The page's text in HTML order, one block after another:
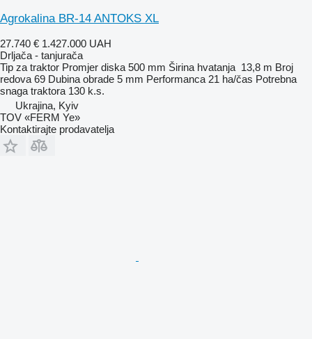
Agrokalina BR-14 ANTOKS XL
27.740 € 1.427.000 UAH
Drljača - tanjurača
Tip za traktor Promjer diska 500 mm Širina hvatanja 13,8 m Broj
redova 69 Dubina obrade 5 mm Performanca 21 ha/čas Potrebna
snaga traktora 130 k.s.
Ukrajina, Kyiv
TOV «FERM Ye»
Kontaktirajte prodavatelja